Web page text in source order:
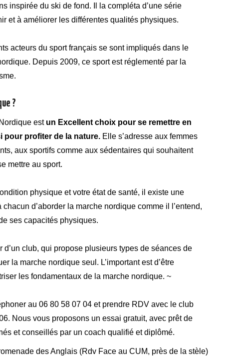
inspirée du ski de fond. Il la compléta d’une série
et à améliorer les différentes qualités physiques.
acteurs du sport français se sont impliqués dans le
Depuis 2009, ce sport est réglementé par la
?
estun Excellent choix pour se remettre en
pour profiter de la nature. Elle s’adresse aux femmes
aux sportifs comme aux sédentaires qui souhaitent
mettre au sport.
physique et votre état de santé, il existe une
d’aborder la marche nordique comme il l’entend,
ses capacités physiques.
d’un club, qui propose plusieurs types de séances de
la marche nordique seul. L’important est d’être
les fondamentaux de la marche nordique. ~
au 06 80 58 07 04 et prendre RDV avec le club
Nous vous proposons un essai gratuit, avec prêt de
et conseillés par un coach qualifié et diplômé.
des Anglais (Rdv Face au CUM, près de la stèle)